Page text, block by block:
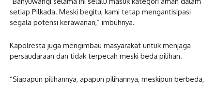
setiap Pilkada. Meski begitu, kami tetap mengantisipasi
segala potensi kerawanan,” imbuhnya.
Kapolresta juga mengimbau masyarakat untuk menjaga
persaudaraan dan tidak terpecah meski beda pilihan.
“Siapapun pilihannya, apapun pilihannya, meskipun berbeda,